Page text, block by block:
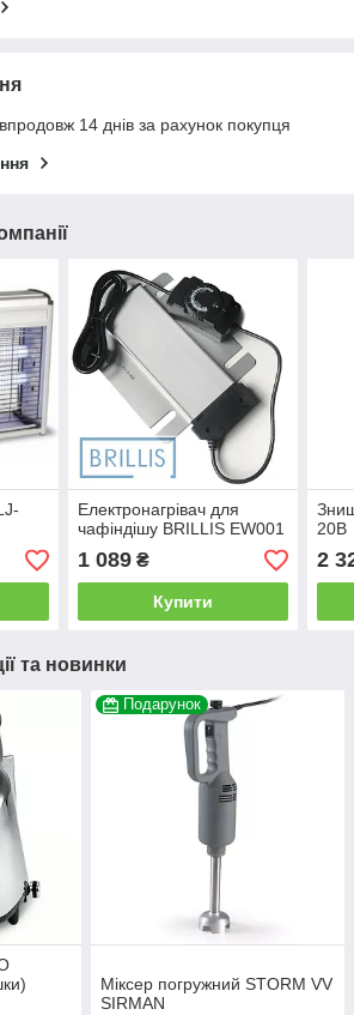
14 днів за рахунок покупця
Електронагрівач для
чафіндішу BRILLIS EW001
1 089₴
Купити
20B
2
та новинки
Подарунок
Міксер погружний STORM VV
SIRMAN